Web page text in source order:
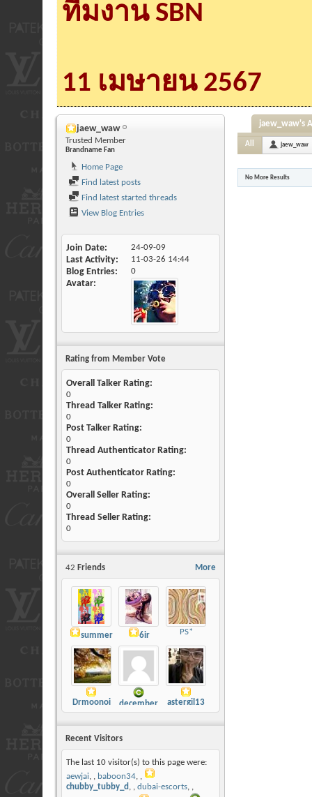
ทีมงาน SBN
11 เมษายน 2567
jaew_waw
Trusted Member
Brandname Fan
Home Page
Find latest posts
Find latest started threads
View Blog Entries
Join Date 24-09-09
Last Activity 11-03-26 14:44
Blog Entries 0
Avatar
Rating from Member Vote
Overall Talker Rating:
0
Thread Talker Rating:
0
Post Talker Rating:
0
Thread Authenticator Rating:
0
Post Authenticator Rating:
0
Overall Seller Rating:
0
Thread Seller Rating:
0
More
42 Friends
summer 6ir PS*
Drmoonoi december astergil13
Recent Visitors
The last 10 visitor(s) to this page were:
aewjai, baboon34,
chubby_tubby_d , dubai-escorts,
jaew_waw's
All jaew_waw
No More Results